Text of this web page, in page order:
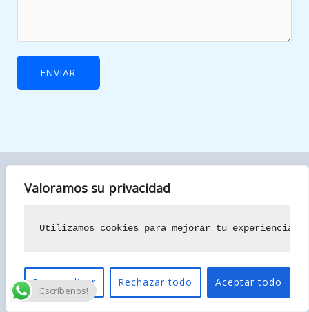
Valoramos su privacidad
Utilizamos cookies para mejorar tu experiencia
Personalizar Rechazar todo Aceptar todo
ENVIAR
Corredor del Henares. Calidad, limpieza y rapidez al mejor
¡Escríbenos!